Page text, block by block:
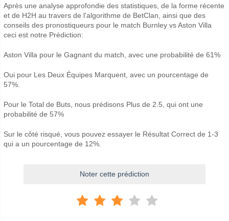
Après une analyse approfondie des statistiques, de la forme récente
et de H2H au travers de l'algorithme de BetClan, ainsi que des
conseils des pronostiqueurs pour le match Burnley vs Aston Villa
ceci est notre Prédiction:
Aston Villa pour le Gagnant du match, avec une probabilité de 61%
Oui pour Les Deux Équipes Marquent, avec un pourcentage de
57%.
Pour le Total de Buts, nous prédisons Plus de 2.5, qui ont une
probabilité de 57%
Sur le côté risqué, vous pouvez essayer le Résultat Correct de 1-3
qui a un pourcentage de 12%.
Noter cette prédiction